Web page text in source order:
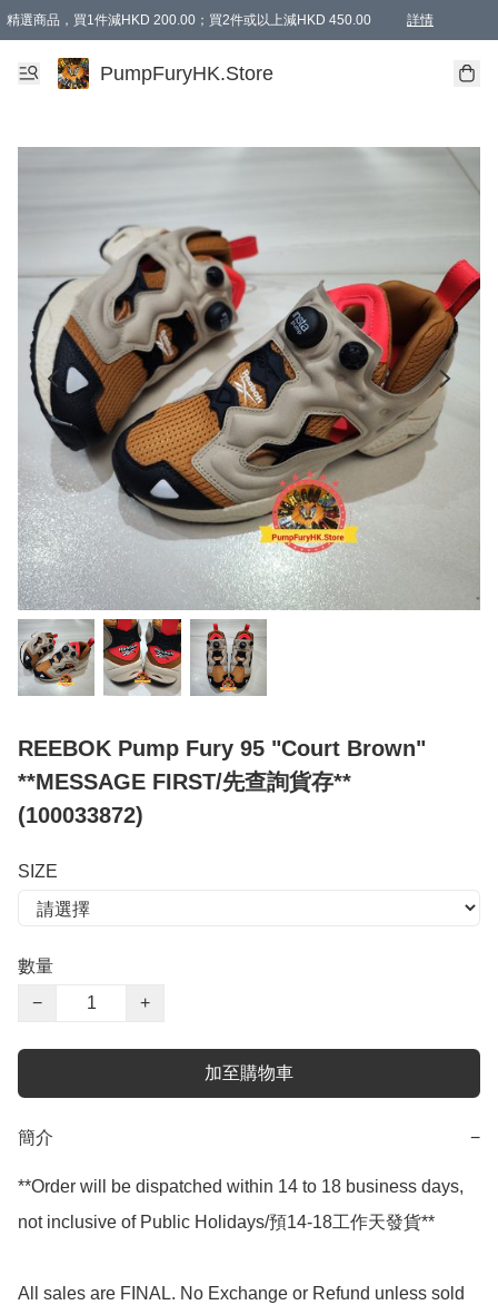
精選商品，買1件減HKD 200.00；買2件或以上減HKD 450.00 詳情
AAPE商品,會員專享9折或以上（按會員等級）AAPE products, members can
精選商品，任選買2件或以上減HKD 100.00
購物滿 HKD 800.00即享免運費優惠！（適用於 特定的送貨方式 )
PumpFuryHK.Store
REEBOK Pump Fury 95 "Court Brown"
**MESSAGE FIRST/先查詢貨存**
(100033872)
SIZE
數量
−
+
加至購物車
簡介 −
**Order will be dispatched within 14 to 18 business days,
not inclusive of Public Holidays/預14-18工作天發貨**
All sales are FINAL. No Exchange or Refund unless sold